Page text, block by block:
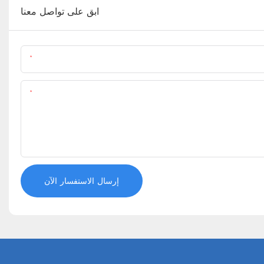
ابق على تواصل معنا
إرسال الاستفسار الآن